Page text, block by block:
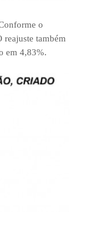
o
também
em 4,83%.